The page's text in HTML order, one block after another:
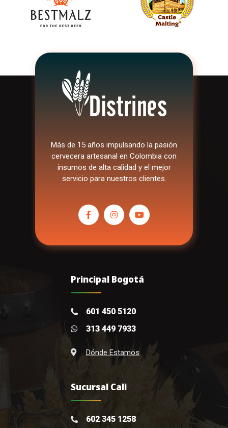
Más de 15 años impulsando la pasión
cervecera artesanal en Colombia con
insumos de alta calidad y el mejor
servicio para nuestros clientes.
Principal Bogotá
601 450 5120
313 449 7933
Dónde Estamos
Sucursal Cali
602 345 1258